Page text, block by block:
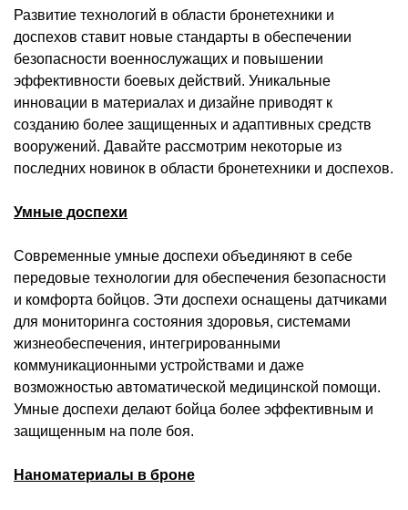
Развитие технологий в области бронетехники и
доспехов ставит новые стандарты в обеспечении
безопасности военнослужащих и повышении
эффективности боевых действий. Уникальные
инновации в материалах и дизайне приводят к
созданию более защищенных и адаптивных средств
вооружений. Давайте рассмотрим некоторые из
последних новинок в области бронетехники и доспехов.
Умные доспехи
Современные умные доспехи объединяют в себе
передовые технологии для обеспечения безопасности
и комфорта бойцов. Эти доспехи оснащены датчиками
для мониторинга состояния здоровья, системами
жизнеобеспечения, интегрированными
коммуникационными устройствами и даже
возможностью автоматической медицинской помощи.
Умные доспехи делают бойца более эффективным и
защищенным на поле боя.
Наноматериалы в броне